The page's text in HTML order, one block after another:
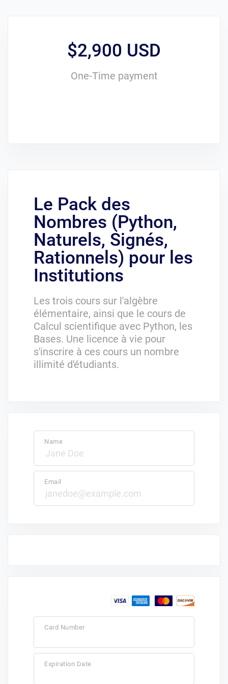
$2,900 USD
One-Time payment
Le Pack des
Nombres (Python,
Naturels, Signés,
Rationnels) pour les
Institutions
Les trois cours sur l'algèbre
élémentaire, ainsi que le cours de
Calcul scientifique avec Python, les
Bases. Une licence à vie pour
s'inscrire à ces cours un nombre
illimité d'étudiants.
Name
Email
Card Number
Expiration Date